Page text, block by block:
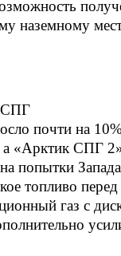
наземному
СПГ
почти на
«Арктик СПГ 2»
попытки
топливо
газ с